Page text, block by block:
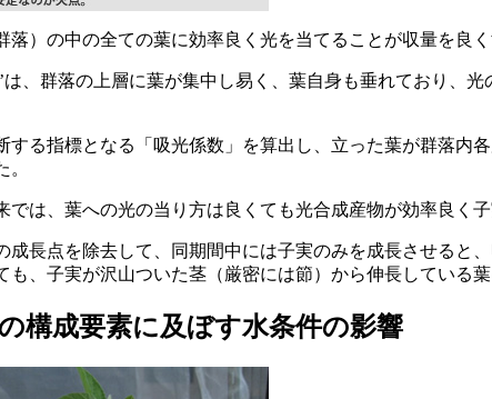
落）の中の全ての葉に効率良く光を当てることが収量を良
は、群落の上層に葉が集中し易く、葉自身も垂れており、
する指標となる「吸光係数」を算出し、立った葉が群落
では、葉への光の当り方は良くても光合成産物が効率良く
成長点を除去して、同期間中には子実のみを成長させると
も、子実が沢山ついた茎（厳密には節）から伸長している
構成要素に及ぼす水条件の影響